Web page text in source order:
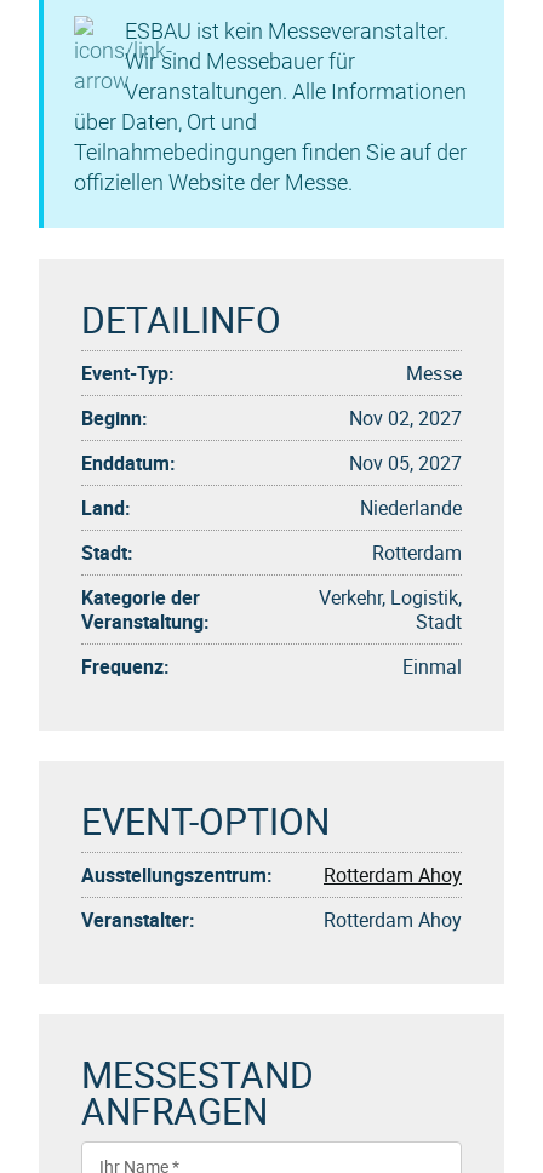
ESBAU ist kein Messeveranstalter.
Wir sind Messebauer für
Veranstaltungen. Alle Informationen
über Daten, Ort und
Teilnahmebedingungen finden Sie auf der
offiziellen Website der Messe.
DETAILINFO
Event-Typ:
Messe
Beginn:
Nov 02, 2027
Enddatum:
Nov 05, 2027
Land:
Niederlande
Stadt:
Rotterdam
Kategorie der
Veranstaltung:
Verkehr, Logistik,
Stadt
Frequenz:
Einmal
EVENT-OPTION
Ausstellungszentrum:
Rotterdam Ahoy
Veranstalter:
Rotterdam Ahoy
MESSESTAND
ANFRAGEN